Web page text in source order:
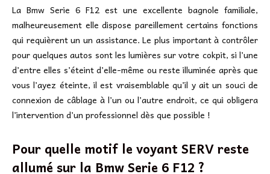
La Bmw Serie 6 F12 est une excellente bagnole familiale,
malheureusement elle dispose pareillement certains fonctions
qui requièrent un un assistance. Le plus important à contrôler
pour quelques autos sont les lumières sur votre cokpit, si l’une
d’entre elles s’éteint d’elle-même ou reste illuminée après que
vous l’ayez éteinte, il est vraisemblable qu’il y ait un souci de
connexion de câblage à l’un ou l’autre endroit, ce qui obligera
l’intervention d’un professionnel dès que possible !
Pour quelle motif le voyant SERV reste
allumé sur la Bmw Serie 6 F12 ?